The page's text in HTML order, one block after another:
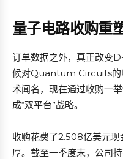
量子电路收购重
订单数据之外，真正改变
候对Quantum Circuits的
术闻名，现在通过收购一
成“双平台”战略。
收购花费了2.508亿美元
厚。截至一季度末，公司